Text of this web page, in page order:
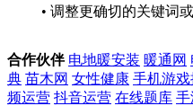
• 调整更确切的关键词
合作伙伴 电地暖安装 暖通网
典 苗木网 女性健康 手机游
频运营 抖音运营 在线题库 手